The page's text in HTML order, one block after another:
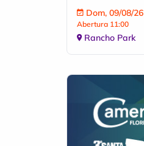
Dom, 09/08/26
Abertura 11:00
Rancho Park